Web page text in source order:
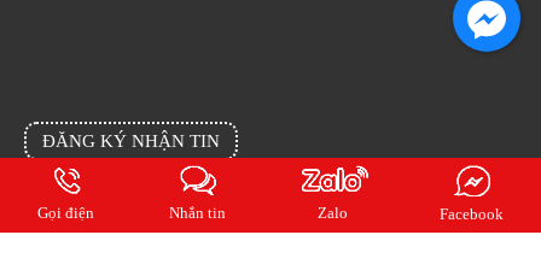
ĐĂNG KÝ NHẬN TIN
Đăng ký email của bạn cho chúng tôi để cập nhật tin mới nhất từng ngày
Gọi điện
Nhắn tin Zalo Facebook